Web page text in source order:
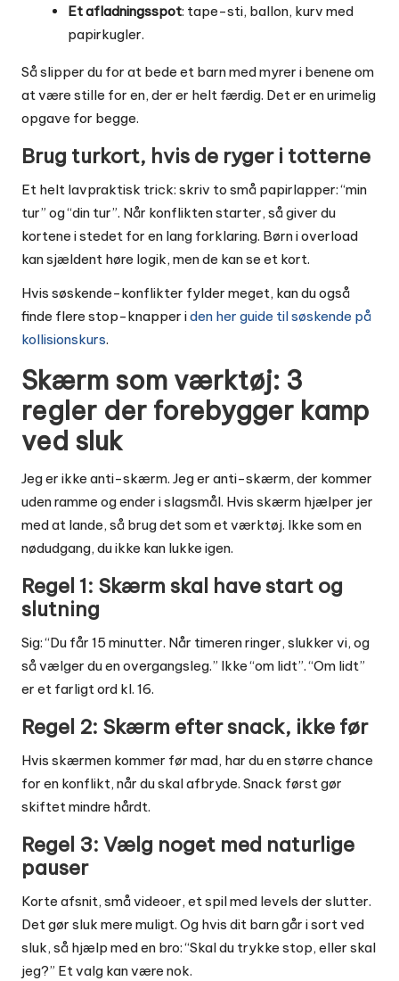
Et afladningsspot: tape-sti, ballon, kurv med
papirkugler.
Så slipper du for at bede et barn med myrer i benene om
at være stille for en, der er helt færdig. Det er en urimelig
opgave for begge.
Brug turkort, hvis de ryger i totterne
Et helt lavpraktisk trick: skriv to små papirlapper: “min
tur” og “din tur”. Når konflikten starter, så giver du
kortene i stedet for en lang forklaring. Børn i overload
kan sjældent høre logik, men de kan se et kort.
Hvis søskende-konflikter fylder meget, kan du også
finde flere stop-knapper iden her guide til søskende på
kollisionskurs.
Skærm som værktøj: 3
regler der forebygger kamp
ved sluk
Jeg er ikke anti-skærm. Jeg er anti-skærm, der kommer
uden ramme og ender i slagsmål. Hvis skærm hjælper jer
med at lande, så brug det som et værktøj. Ikke som en
nødudgang, du ikke kan lukke igen.
Regel 1: Skærm skal have start og
slutning
Sig: “Du får 15 minutter. Når timeren ringer, slukker vi, og
så vælger du en overgangsleg.” Ikke “om lidt”. “Om lidt”
er et farligt ord kl. 16.
Regel 2: Skærm efter snack, ikke før
Hvis skærmen kommer før mad, har du en større chance
for en konflikt, når du skal afbryde. Snack først gør
skiftet mindre hårdt.
Regel 3: Vælg noget med naturlige
pauser
Korte afsnit, små videoer, et spil med levels der slutter.
Det gør sluk mere muligt. Og hvis dit barn går i sort ved
sluk, så hjælp med en bro: “Skal du trykke stop, eller skal
jeg?” Et valg kan være nok.